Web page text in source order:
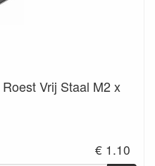
Vrij Staal M2 x
€ 1.10